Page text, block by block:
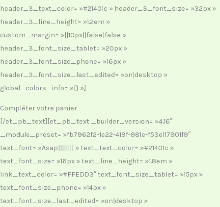
header_3_text_color= »#21401c » header_3_font_size= »32px »
header_3_line_height= »1.2em »
custom_margin= »||10px||false|false »
header_3_font_size_tablet= »20px »
header_3_font_size_phone= »16px »
header_3_font_size_last_edited= »on|desktop »
global_colors_info= »{} »]
Compléter votre panier
[/et_pb_text][et_pb_text _builder_version= »4.16″
_module_preset= »fb7962f2-1e22-419f-981e-f53e117901f9″
text_font= »Asap|||||||| » text_text_color= »#21401c »
text_font_size= »16px » text_line_height= »1.8em »
link_text_color= »#FFEDD3″ text_font_size_tablet= »15px »
text_font_size_phone= »14px »
text_font_size_last_edited= »on|desktop »